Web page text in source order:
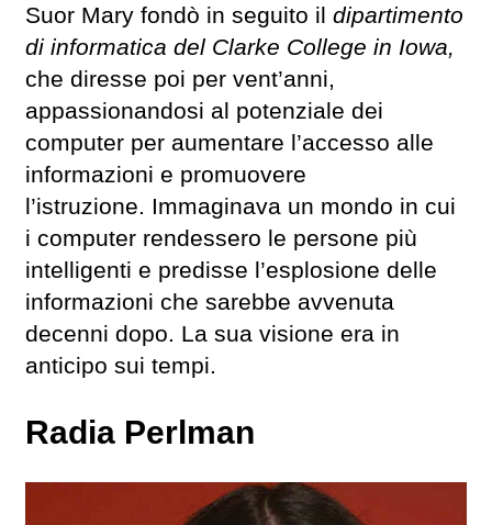
Suor Mary fondò in seguito il dipartimento
di informatica del Clarke College in Iowa,
che diresse poi per vent’anni,
appassionandosi al potenziale dei
computer per aumentare l’accesso alle
informazioni e promuovere
l’istruzione. Immaginava un mondo in cui
i computer rendessero le persone più
intelligenti e predisse l’esplosione delle
informazioni che sarebbe avvenuta
decenni dopo. La sua visione era in
anticipo sui tempi.
Radia Perlman